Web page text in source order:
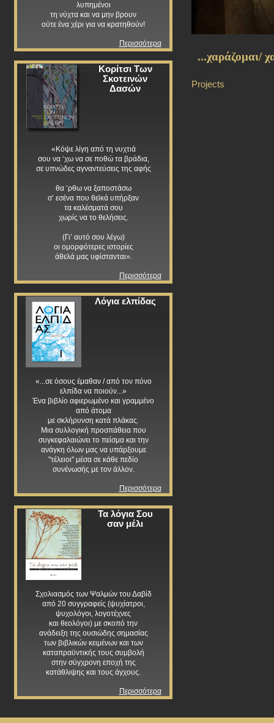
λυπημένοι
τη νύχτα και να μην βρουν
ούτε ένα χέρι για να κρατηθούν!
Περισσότερα
Κορίτσι Των
Σκοτεινών
Δασών
«Κόψε λίγη από τη νυχτιά
σου να ‘χω να σε ποθώ τα βράδια,
σε υπνώδες αγναντεύσεις της αφής
θα ‘ρθω να ξαποστάσω
σ’ εσένα που θεϊκά υπήρξαν
τα καλέσματά σου
χωρίς να το θελήσεις.
(Γι’ αυτό σου λέγω)
οι ομορφότερες ιστορίες
άθελά μας υφίστανται».
Περισσότερα
Λόγια ελπίδας
«...σε όσους έμαθαν / από τον πόνο
ελπίδα να ποιούν...»
Ένα βιβλίο αφιερωμένο και γραμμένο
από άτομα
με σκλήρυνση κατά πλάκας.
Μια συλλογική προσπάθεια που
συγκεφαλαιώνει το πείσμα και την
ανάγκη όλων μας να υπάρξουμε
"τέλειοι" μέσα σε κάθε πεδίο
συνένωσής με τον άλλον.
Περισσότερα
Τα λόγια Σου
σαν μέλι
Σχολιασμός των Ψαλμών του Δαβίδ
από 20 συγγραφείς (ψυχίατροι,
ψυχολόγοι, λογοτέχνες
και θεολόγοι) με σκοπό την
ανάδειξη της ουσιώδης σημασίας
των βιβλικών κειμένων και των
καταπραϋντικής τους συμβολή
στην σύγχρονη εποχή της
κατάθλιψης και τους άγχους.
Περισσότερα
...χαράζομαι/
Projects